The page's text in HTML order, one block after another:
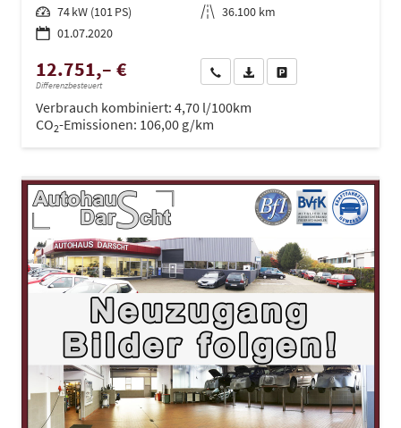
Leistung 74 kW (101 PS) Kilometerstand 36.100 km
01.07.2020
12.751,– €
Differenzbesteuert
Wir rufen Sie anPDF-Datei, Fahrzeugexposé
Verbrauch kombiniert: 4,70 l/100km
CO2-Emissionen: 106,00 g/km